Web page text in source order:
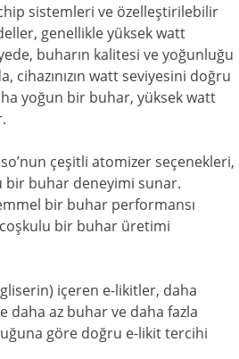
chip sistemleri ve özelleştirilebilir
genellikle yüksek watt
buharın kalitesi ve yoğunluğu
watt seviyesini doğru
yoğun bir buhar, yüksek watt
çeşitli atomizer seçenekleri,
bir buhar deneyimi sunar.
bir buhar performansı
bir buhar üretimi
içeren e-likitler, daha
daha az buhar ve daha fazla
göre doğru e-likit tercihi